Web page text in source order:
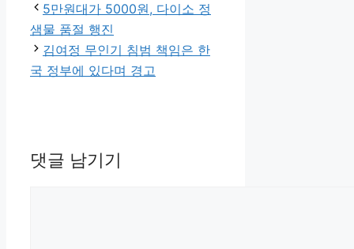
5만원대가 5000원, 다이소 정
샘물 품절 행진
김여정 무인기 침범 책임은 한
국 정부에 있다며 경고
댓글 남기기